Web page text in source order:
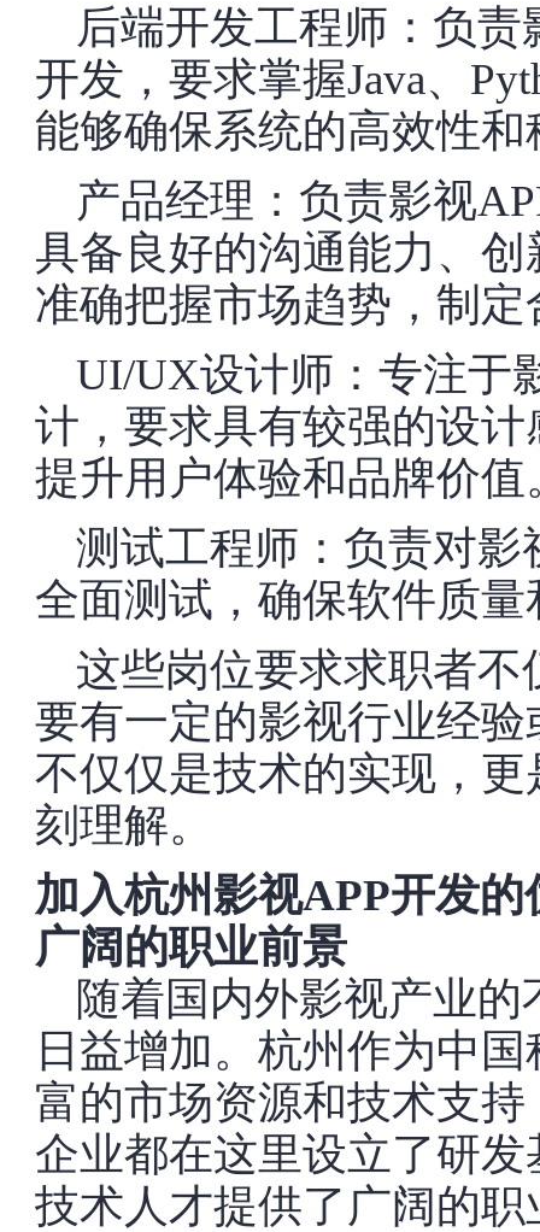
后端开发工程师：负
开发，要求掌握Java、
能够确保系统的高效性和
产品经理：负责影视
具备良好的沟通能力、
准确把握市场趋势，制
UI/UX设计师：专注于
计，要求具有较强的设
提升用户体验和品牌价值
测试工程师：负责对影
全面测试，确保软件质
这些岗位要求求职者
要有一定的影视行业经
不仅仅是技术的实现，
刻理解。
加入杭州影视APP开发的
广阔的职业前景
随着国内外影视产业
日益增加。杭州作为中
富的市场资源和技术支
企业都在这里设立了研
技术人才提供了广阔的